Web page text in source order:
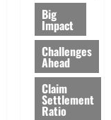
Big
Impact
Challenges
Ahead
Claim
Settlement
Ratio